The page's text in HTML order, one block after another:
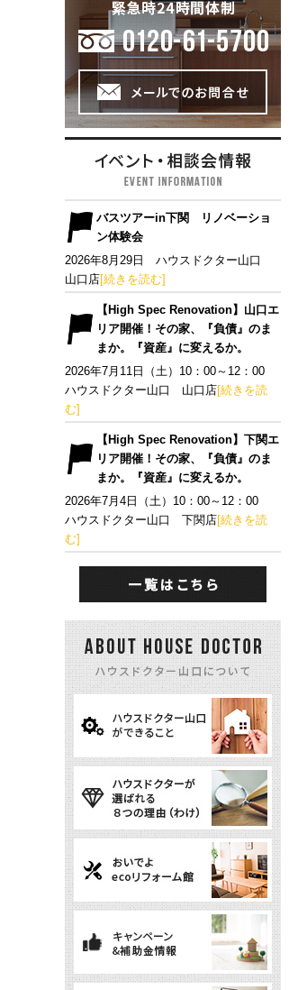
バスツアーin下関 リノベーショ
ン体験会
2026年8月29日 ハウスドクター山口
山口店[続きを読む]
【High Spec Renovation】山口エ
リア開催！その家、『負債』のま
まか。『資産』に変えるか。
2026年7月11日（土）10：00～12：00
ハウスドクター山口 山口店[続きを読
む]
【High Spec Renovation】下関エ
リア開催！その家、『負債』のま
まか。『資産』に変えるか。
2026年7月4日（土）10：00～12：00
ハウスドクター山口 下関店[続きを読
む]